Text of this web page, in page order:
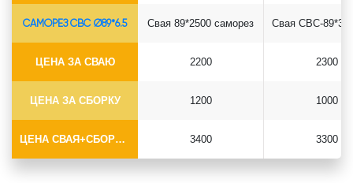
САМОРЕЗ СВС Ø89*6.5
ЦЕНА ЗА СВАЮ
ЦЕНА ЗА СБОРКУ
ЦЕНА СВАЯ+СБОРКА (БЕЗ ОГОЛОВКА)
Свая 89*2500 саморез
2200
1200
3400
2300
1000
3300